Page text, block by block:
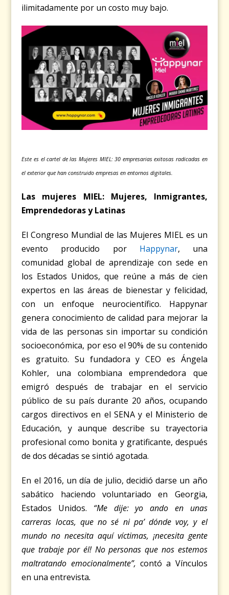
ilimitadamente por un costo muy bajo.
Este es el cartel de las Mujeres MIEL: 30 empresarias exitosas radicadas en
el exterior que han construido empresas en entornos digitales.
Las mujeres MIEL: Mujeres, Inmigrantes,
Emprendedoras y Latinas
El Congreso Mundial de las Mujeres MIELes un
evento producido por Happynar, una
comunidad global de aprendizaje con sede en
los Estados Unidos, que reúne a más de cien
expertos en las áreas de bienestar y felicidad,
con un enfoque neurocientífico. Happynar
genera conocimiento de calidad para mejorar la
vida de las personas sin importar su condición
socioeconómica, por eso el 90% de su contenido
es gratuito. Su fundadora y CEO es Ángela
Kohler, una colombiana emprendedora que
emigró después de trabajar en el servicio
público de su país durante 20 años, ocupando
cargos directivos en el SENA y el Ministerio de
Educación, y aunque describe su trayectoria
profesional como bonita y gratificante, después
de dos décadas se sintió agotada.
En el 2016, un día de julio, decidió darse un año
sabático haciendo voluntariado en Georgia,
Estados Unidos. “Me dije: yo ando en unas
carreras locas, que no sé ni pa’ dónde voy, y el
mundo no necesita aquí víctimas, ¡necesita gente
que trabaje por él! No personas que nos estemos
maltratando emocionalmente”, contó a Vínculos
en una entrevista.